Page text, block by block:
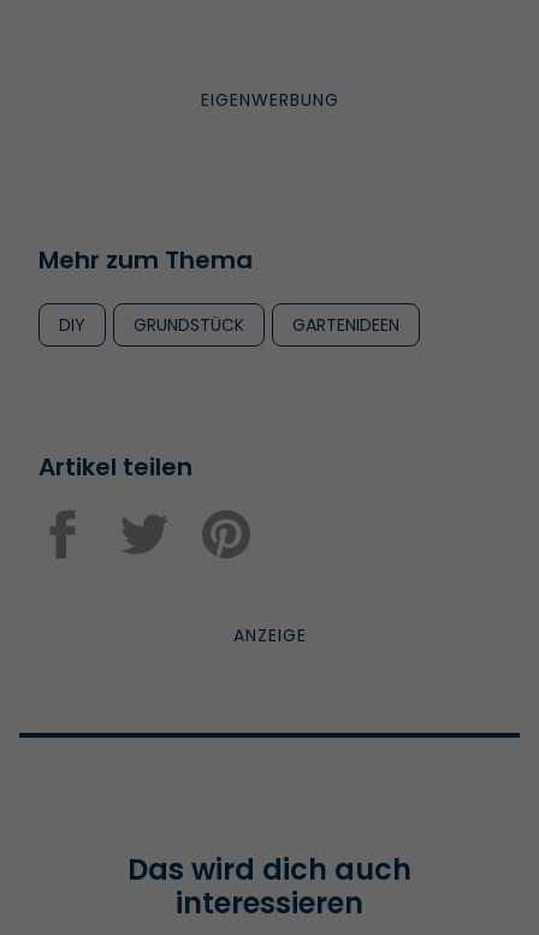
Mehr zum Thema
DIY GRUNDSTÜCK GARTENIDEEN
Artikel teilen
Das wird dich auch
interessieren